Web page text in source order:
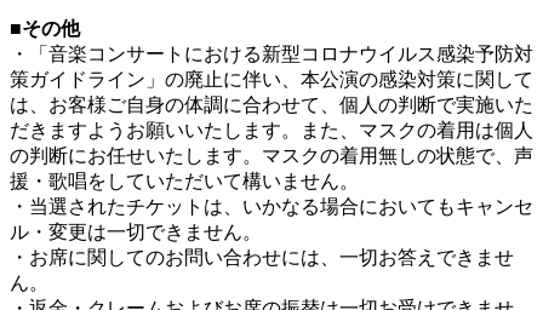
■その他
・「音楽コンサートにおける新型コロナウイルス感染予防対
策ガイドライン」の廃止に伴い、本公演の感染対策に関して
は、お客様ご自身の体調に合わせて、個人の判断で実施いた
だきますようお願いいたします。また、マスクの着用は個人
の判断にお任せいたします。マスクの着用無しの状態で、声
援・歌唱をしていただいて構いません。
・当選されたチケットは、いかなる場合においてもキャンセ
ル・変更は一切できません。
・お席に関してのお問い合わせには、一切お答えできませ
ん。